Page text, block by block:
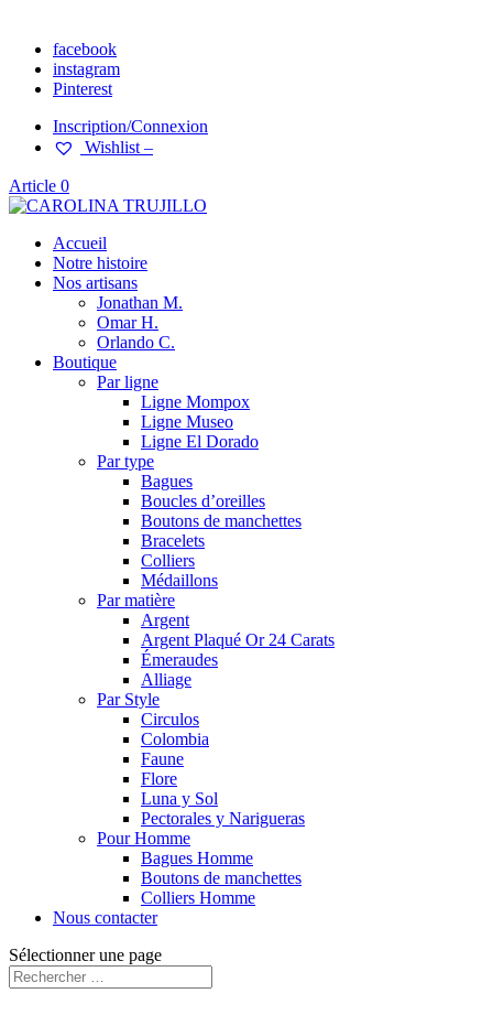
facebook
instagram
Pinterest
Inscription/Connexion
Wishlist –
Article 0
Accueil
Notre histoire
Nos artisans
Jonathan M.
Omar H.
Orlando C.
Boutique
Par ligne
Ligne Mompox
Ligne Museo
Ligne El Dorado
Par type
Bagues
Boucles d’oreilles
Boutons de manchettes
Bracelets
Colliers
Médaillons
Par matière
Argent
Argent Plaqué Or 24 Carats
Émeraudes
Alliage
Par Style
Circulos
Colombia
Faune
Flore
Luna y Sol
Pectorales y Narigueras
Pour Homme
Bagues Homme
Boutons de manchettes
Colliers Homme
Nous contacter
Sélectionner une page